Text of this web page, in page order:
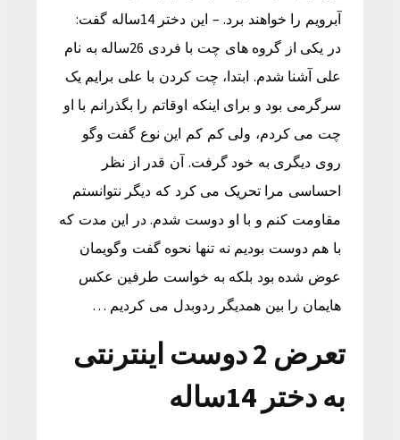
آبرویم را خواهند برد. – این دختر 14ساله گفت:
در یکی از گروه های چت با فردی 26ساله به نام
علی آشنا شدم. ابتدا، چت کردن با علی برایم یک
سرگرمی بود و برای اینکه اوقاتم را بگذرانم با او
چت می کردم، ولی کم کم این نوع گفت وگو
روی دیگری به خود گرفت. آن قدر از نظر
احساسی مرا تحریک می کرد که دیگر نتوانستم
مقاومت کنم و با او دوست شدم. در این مدت که
با هم دوست بودیم نه تنها نحوه گفت وگویمان
عوض شده بود بلکه به خواست طرفین عکس
هایمان را بین همدیگر ردوبدل می کردیم …
تعرض 2 دوست اینترنتی
به دختر 14ساله